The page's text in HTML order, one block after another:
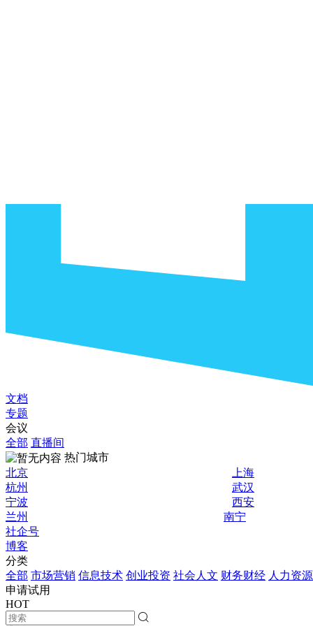
文档
专题
会议
全部 直播间
热门城市
北京
上海
杭州
武汉
宁波
西安
兰州
南宁
社企号
博客
分类
全部 市场营销 信息技术 创业投资 社会人文 财务财经 人力资源
申请试用
HOT